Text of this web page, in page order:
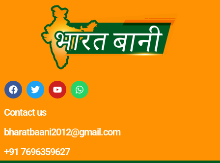
Contact us
bharatbaani2012@gmail.com
+91 7696359627